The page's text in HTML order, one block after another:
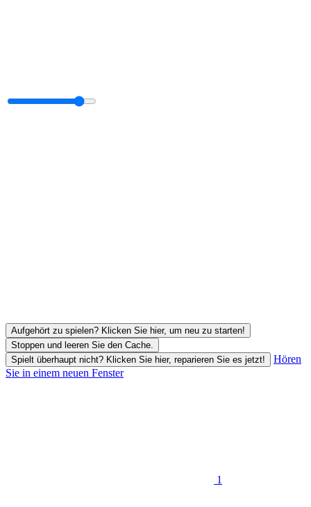
Aufgehört zu spielen? Klicken Sie hier, um neu zu starten!
Stoppen und leeren Sie den Cache.
Spielt überhaupt nicht? Klicken Sie hier, reparieren Sie es jetzt!
Hören
Sie in einem neuen Fenster
1